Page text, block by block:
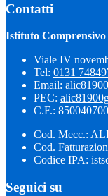
Contatti
Istituto Comprensivo
Viale IV
Tel: 0131
Email:
PEC:
C.F.:
Cod. Mecc.:
Cod.
Codice IPA:
Seguici su